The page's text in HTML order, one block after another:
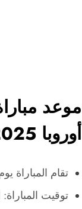
موعد
أوروبا 2025
تقام المباراة يوم
توقيت المباراة: الساعة 10 مساءً بتوقيت القاهرة والرياض،